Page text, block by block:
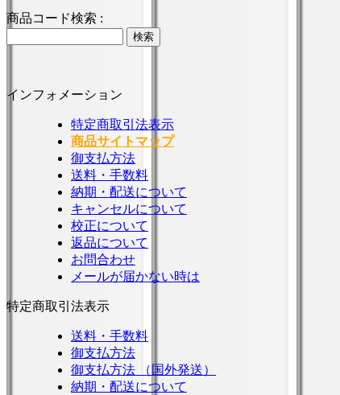
商品コード検索 :
インフォメーション
特定商取引法表示
商品サイトマップ
御支払方法
送料・手数料
納期・配送について
キャンセルについて
校正について
返品について
お問合わせ
メールが届かない時は
特定商取引法表示
送料・手数料
御支払方法
御支払方法 （国外発送）
納期・配送について